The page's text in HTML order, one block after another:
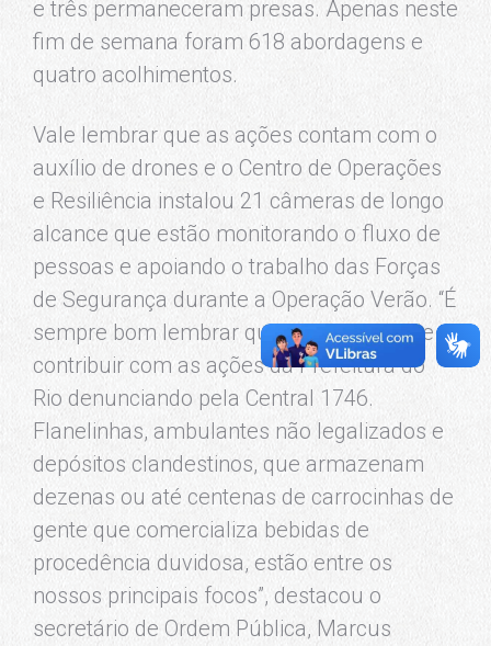
e três permaneceram presas. Apenas neste
fim de semana foram 618 abordagens e
quatro acolhimentos.
Vale lembrar que as ações contam com o
auxílio de drones e o Centro de Operações
e Resiliência instalou 21 câmeras de longo
alcance que estão monitorando o fluxo de
pessoas e apoiando o trabalho das Forças
de Segurança durante a Operação Verão. “É
sempre bom lembrar que o cidadão pode
contribuir com as ações da Prefeitura do
Rio denunciando pela Central 1746.
Flanelinhas, ambulantes não legalizados e
depósitos clandestinos, que armazenam
dezenas ou até centenas de carrocinhas de
gente que comercializa bebidas de
procedência duvidosa, estão entre os
nossos principais focos”, destacou o
secretário de Ordem Pública, Marcus